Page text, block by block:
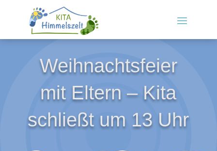
Weihnachtsfeier
mit Eltern – Kita
schließt um 13 Uhr